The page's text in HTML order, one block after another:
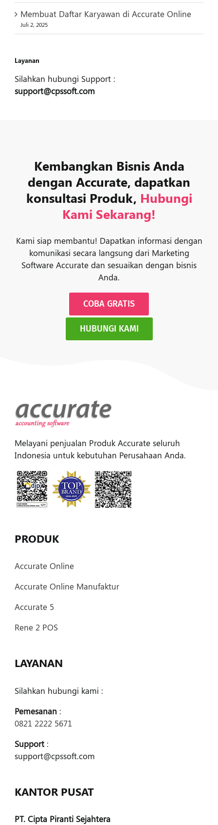
Membuat Daftar Karyawan di Accurate Online
Juli 2, 2025
Layanan
Silahkan hubungi Support :
support@cpssoft.com
Kembangkan Bisnis Anda
dengan Accurate, dapatkan
konsultasi Produk, Hubungi
Kami Sekarang!
Kami siap membantu! Dapatkan informasi dengan
komunikasi secara langsung dari Marketing
Software Accurate dan sesuaikan dengan bisnis
Anda.
COBA GRATIS
HUBUNGI KAMI
Melayani penjualan Produk Accurate seluruh
Indonesia untuk kebutuhan Perusahaan Anda.
PRODUK
Accurate Online
Accurate Online Manufaktur
Accurate 5
Rene 2 POS
LAYANAN
Silahkan hubungi kami :
Pemesanan:
0821 2222 5671
Support:
support@cpssoft.com
KANTOR PUSAT
PT. Cipta Piranti Sejahtera